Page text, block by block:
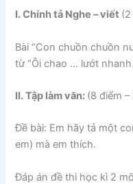
I. Chính tả Nghe – viết
Bài “Con chuồn chuồn
từ “Ôi chao … lướt nhanh
II. Tập làm văn: (8 điểm
Đề bài: Em hãy tả một
em) mà em thích.
Đáp án đề thi học kì 2